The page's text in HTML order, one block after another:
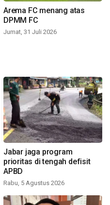
Arema FC menang atas
DPMM FC
Jumat, 31 Juli 2026
Jabar jaga program
prioritas di tengah defisit
APBD
Rabu, 5 Agustus 2026